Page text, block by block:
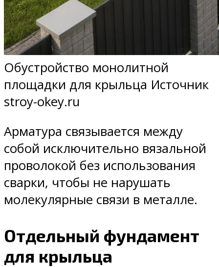
Обустройство монолитной
площадки для крыльца Источник
stroy-okey.ru
Арматура связывается между
собой исключительно вязальной
проволокой без использования
сварки, чтобы не нарушать
молекулярные связи в металле.
Отдельный фундамент
для крыльца